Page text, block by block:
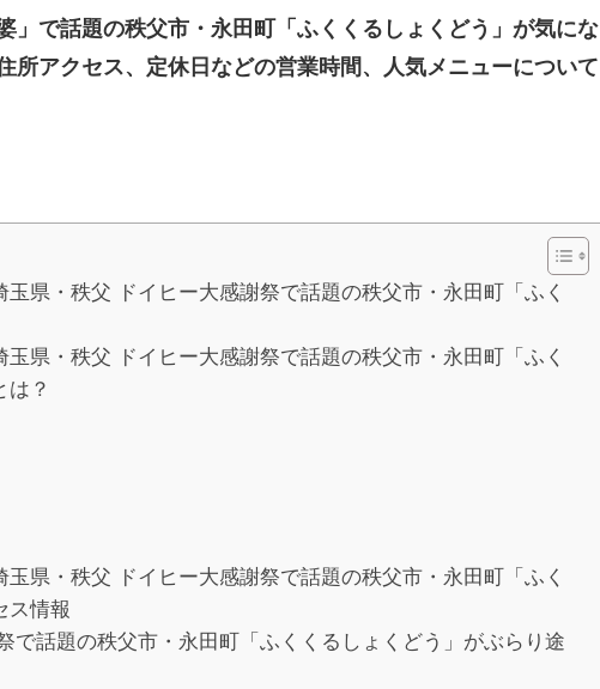
」で話題の秩父市・永田町「ふくくるしょくどう」が気にな
所アクセス、定休日などの営業時間、人気メニューについて
県・秩父 ドイヒー大感謝祭で話題の秩父市・永田町「ふく
県・秩父 ドイヒー大感謝祭で話題の秩父市・永田町「ふく
は？
県・秩父 ドイヒー大感謝祭で話題の秩父市・永田町「ふく
ス情報
で話題の秩父市・永田町「ふくくるしょくどう」がぶらり途